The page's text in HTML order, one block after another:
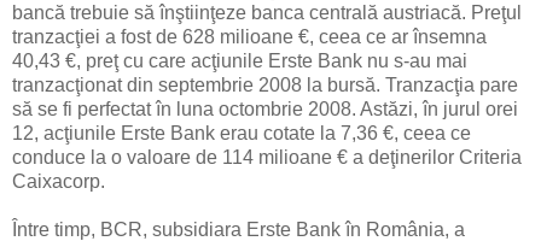
bancă trebuie să înştiinţeze banca centrală austriacă. Preţul
tranzacţiei a fost de 628 milioane €, ceea ce ar însemna
40,43 €, preţ cu care acţiunile Erste Bank nu s-au mai
tranzacţionat din septembrie 2008 la bursă. Tranzacţia pare
să se fi perfectat în luna octombrie 2008. Astăzi, în jurul orei
12, acţiunile Erste Bank erau cotate la 7,36 €, ceea ce
conduce la o valoare de 114 milioane € a deţinerilor Criteria
Caixacorp.
Între timp, BCR, subsidiara Erste Bank în România, a